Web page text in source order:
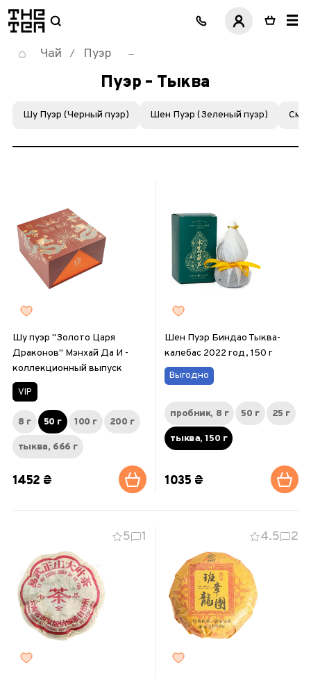
логотип
Чай / Пуэр
Пуэр – Тыква
Шу Пуэр (Черный пуэр) Шен Пуэр (Зеленый пуэр)
Шу пуэр "Золото Царя
Драконов" Мэнхай Да И -
коллекционный выпуск
VIP
8 г 50 г 100 г 200 г
тыква, 666 г
1452 ₴
Шен Пуэр Биндао Тыква-
калебас 2022 год, 150 г
Выгодно
пробник, 8 г 50 г 25 г
тыква, 150 г
1035 ₴
5 1 4.5 2